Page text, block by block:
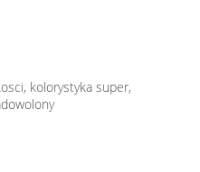
kolorystyka super,